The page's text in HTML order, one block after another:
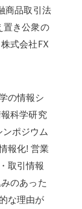
商品取引法
置き公衆の
式会社FX
の情報シ
科学研究
ポジウム
報化! 営業
取引情報
のあった
な理由が